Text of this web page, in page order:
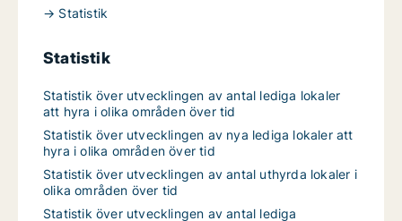
→ Statistik
Statistik
Statistik över utvecklingen av antal lediga lokaler
att hyra i olika områden över tid
Statistik över utvecklingen av nya lediga lokaler att
hyra i olika områden över tid
Statistik över utvecklingen av antal uthyrda lokaler i
olika områden över tid
Statistik över utvecklingen av antal lediga